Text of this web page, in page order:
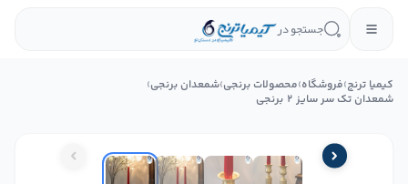
جستجو در
کیمیا ترنج›فروشگاه›محصولات برنجی›شمعدان برنجی›
شمعدان تک سر سایز 2 برنجی